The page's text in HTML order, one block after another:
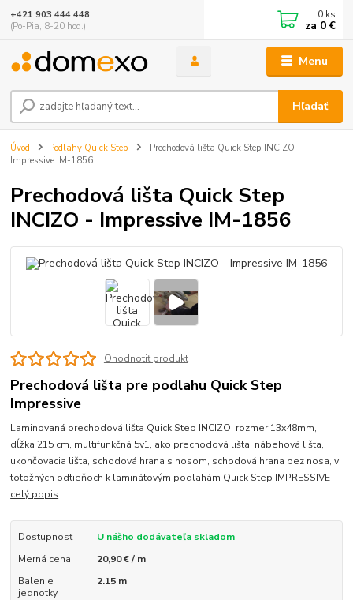
Menu
Hľadať
+421 903 444 448
(Po-Pia, 8-20 hod.)
0 ks
za 0 €
Úvod Podlahy Quick Step
Prechodová lišta Quick Step INCIZO -
Impressive IM-1856
Prechodová lišta Quick Step
INCIZO - Impressive IM-1856
Ohodnotiť produkt
Prechodová lišta pre podlahu Quick Step
Impressive
Laminovaná prechodová lišta Quick Step INCIZO, rozmer 13x48mm,
dĺžka 215 cm, multifunkčná 5v1, ako prechodová lišta, nábehová lišta,
ukončovacia lišta, schodová hrana s nosom, schodová hrana bez nosa, v
totožných odtieňoch k laminátovým podlahám Quick Step IMPRESSIVE
celý popis
Dostupnosť
U nášho dodávateľa skladom
Merná cena
20,90 € / m
Balenie
jednotky
2.15 m